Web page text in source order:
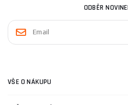
ODBĚR
VŠE O NÁKUPU